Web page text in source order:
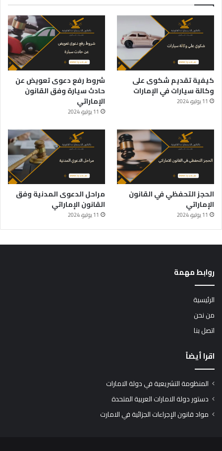
كيفية تقديم شكوى على
وكالة سيارات في الإمارات
11 يوليو، 2024
شروط رفع دعوى تعويض عن
حادث سيارة وفق القانون
الإماراتي
11 يوليو، 2024
الحجز التحفظي في القانون
الإماراتي
11 يوليو، 2024
مراحل الدعوى المدنية وفق
القانون الإماراتي
11 يوليو، 2024
روابط مهمة
الرئيسية
من نحن
اتصل بنا
اقرا أيضاً
المنظومة التشريعية في دولة الامارات
دستور دولة الامارات العربية المتحدة
مواد قانون الإجراءات الجزائية في الامارت